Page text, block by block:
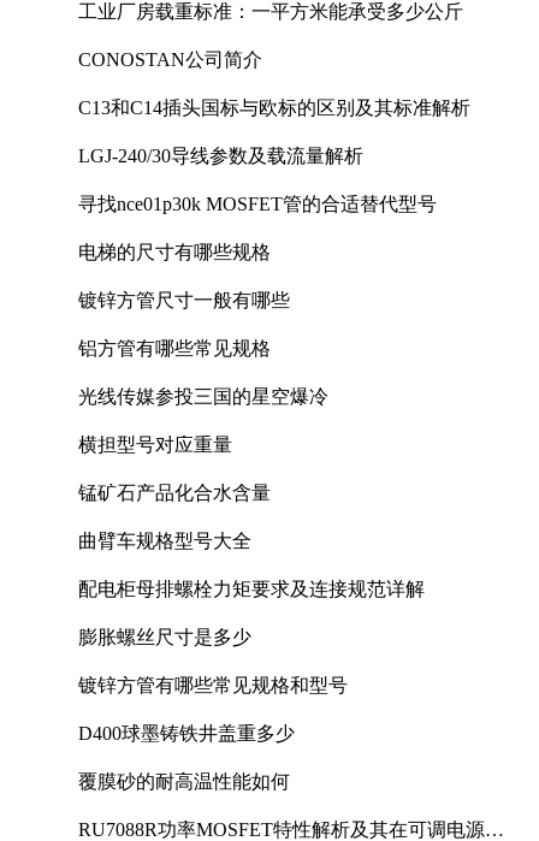
工业厂房载重标准：一平方米能承受多少公斤
CONOSTAN公司简介
C13和C14插头国标与欧标的区别及其标准解析
LGJ-240/30导线参数及载流量解析
寻找nce01p30k MOSFET管的合适替代型号
电梯的尺寸有哪些规格
镀锌方管尺寸一般有哪些
铝方管有哪些常见规格
光线传媒参投三国的星空爆冷
横担型号对应重量
锰矿石产品化合水含量
曲臂车规格型号大全
配电柜母排螺栓力矩要求及连接规范详解
膨胀螺丝尺寸是多少
镀锌方管有哪些常见规格和型号
D400球墨铸铁井盖重多少
覆膜砂的耐高温性能如何
RU7088R功率MOSFET特性解析及其在可调电源设